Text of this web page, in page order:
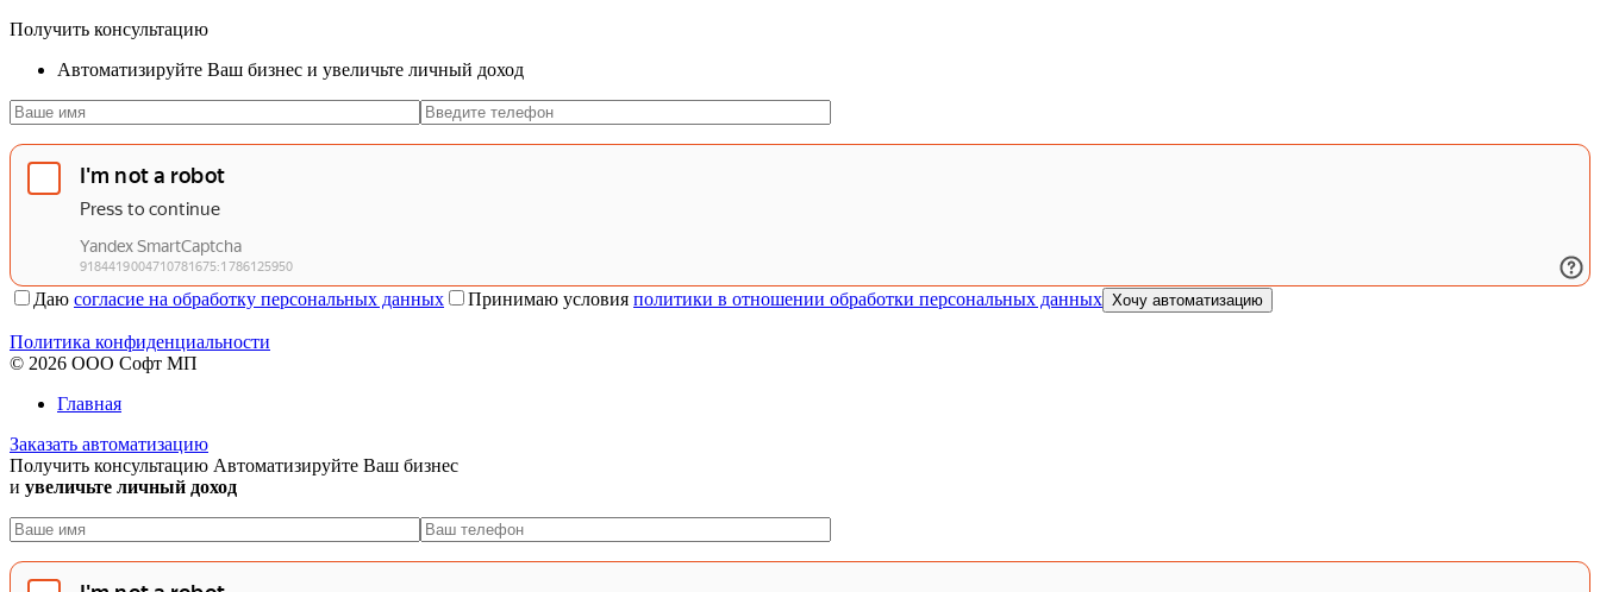
Получить консультацию
Автоматизируйте Ваш бизнес и увеличьте личный доход
Даю согласие на обработку персональных данных Принимаю условия политики в отношении обработки персональных данных Хочу автоматизацию
Политика конфиденциальности
© 2026 ООО Софт МП
Главная
Заказать автоматизацию
Получить консультацию Автоматизируйте Ваш бизнес
и увеличьте личный доход